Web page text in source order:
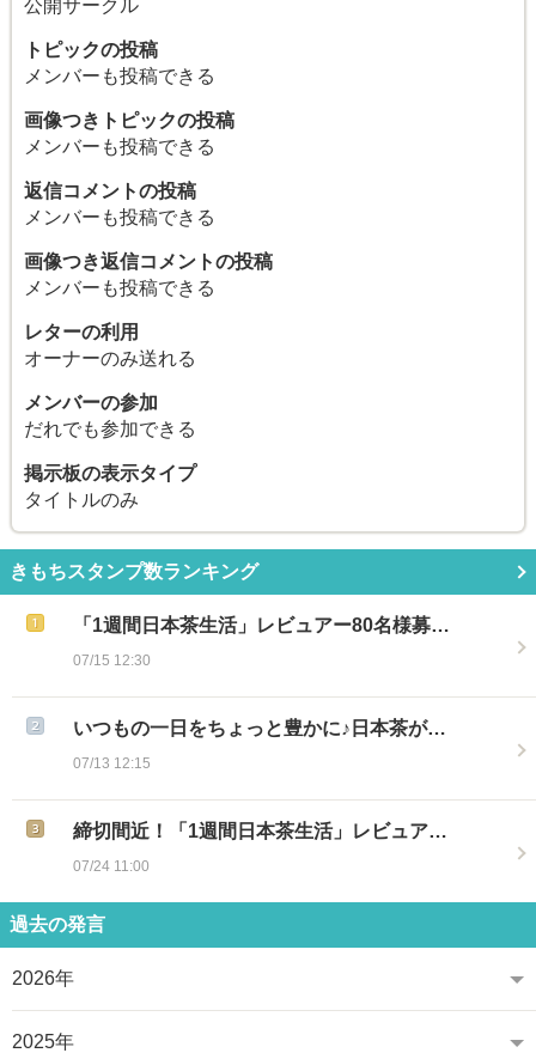
公開サークル
トピックの投稿
メンバーも投稿できる
画像つきトピックの投稿
メンバーも投稿できる
返信コメントの投稿
メンバーも投稿できる
画像つき返信コメントの投稿
メンバーも投稿できる
レターの利用
オーナーのみ送れる
メンバーの参加
だれでも参加できる
掲示板の表示タイプ
タイトルのみ
きもちスタンプ数ランキング
「1週間日本茶生活」レビュアー80名様募…
07/15 12:30
いつもの一日をちょっと豊かに♪日本茶が…
07/13 12:15
締切間近！「1週間日本茶生活」レビュア…
07/24 11:00
過去の発言
2026年
2025年